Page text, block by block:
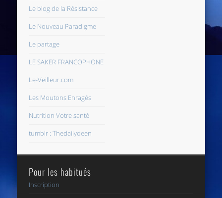
Le blog de la Résistance
Le Nouveau Paradigme
Le partage
LE SAKER FRANCOPHONE
Le-Veilleur.com
Les Moutons Enragés
Nutrition Votre santé
tumblr : Thedailydeen
Pour les habitués
Inscription